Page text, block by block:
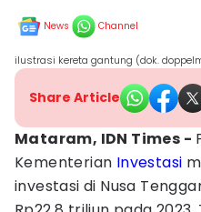
News Channel
ilustrasi kereta gantung (dok.
Share Article
Mataram, IDN Times -
Kementerian Investasi
investasi di Nusa